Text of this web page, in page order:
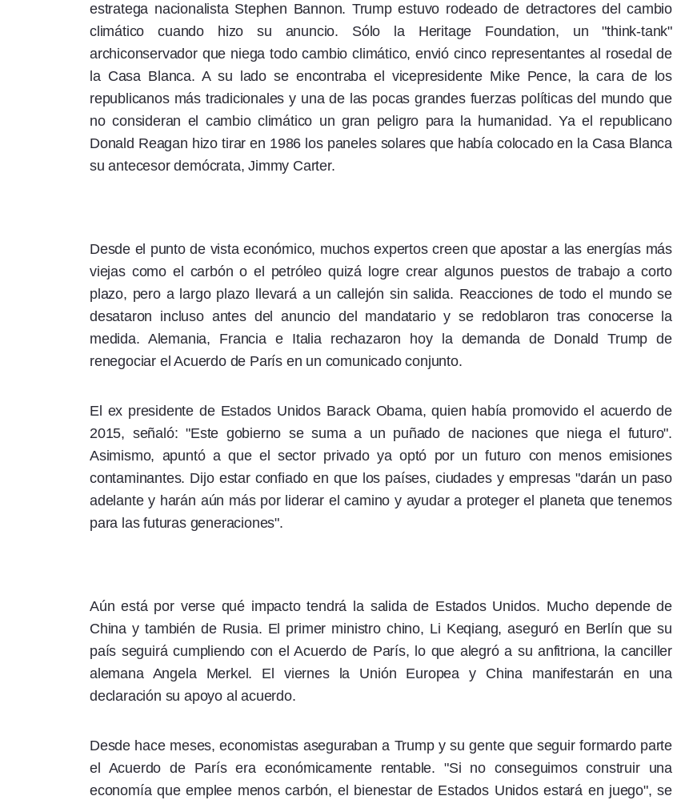
estratega nacionalista Stephen Bannon. Trump estuvo rodeado de detractores del cambio
climático cuando hizo su anuncio. Sólo la Heritage Foundation, un "think-tank"
archiconservador que niega todo cambio climático, envió cinco representantes al rosedal de
la Casa Blanca. A su lado se encontraba el vicepresidente Mike Pence, la cara de los
republicanos más tradicionales y una de las pocas grandes fuerzas políticas del mundo que
no consideran el cambio climático un gran peligro para la humanidad. Ya el republicano
Donald Reagan hizo tirar en 1986 los paneles solares que había colocado en la Casa Blanca
su antecesor demócrata, Jimmy Carter.
Desde el punto de vista económico, muchos expertos creen que apostar a las energías más
viejas como el carbón o el petróleo quizá logre crear algunos puestos de trabajo a corto
plazo, pero a largo plazo llevará a un callejón sin salida. Reacciones de todo el mundo se
desataron incluso antes del anuncio del mandatario y se redoblaron tras conocerse la
medida. Alemania, Francia e Italia rechazaron hoy la demanda de Donald Trump de
renegociar el Acuerdo de París en un comunicado conjunto.
El ex presidente de Estados Unidos Barack Obama, quien había promovido el acuerdo de
2015, señaló: "Este gobierno se suma a un puñado de naciones que niega el futuro".
Asimismo, apuntó a que el sector privado ya optó por un futuro con menos emisiones
contaminantes. Dijo estar confiado en que los países, ciudades y empresas "darán un paso
adelante y harán aún más por liderar el camino y ayudar a proteger el planeta que tenemos
para las futuras generaciones".
Aún está por verse qué impacto tendrá la salida de Estados Unidos. Mucho depende de
China y también de Rusia. El primer ministro chino, Li Keqiang, aseguró en Berlín que su
país seguirá cumpliendo con el Acuerdo de París, lo que alegró a su anfitriona, la canciller
alemana Angela Merkel. El viernes la Unión Europea y China manifestarán en una
declaración su apoyo al acuerdo.
Desde hace meses, economistas aseguraban a Trump y su gente que seguir formardo parte
el Acuerdo de París era económicamente rentable. "Si no conseguimos construir una
economía que emplee menos carbón, el bienestar de Estados Unidos estará en juego", se